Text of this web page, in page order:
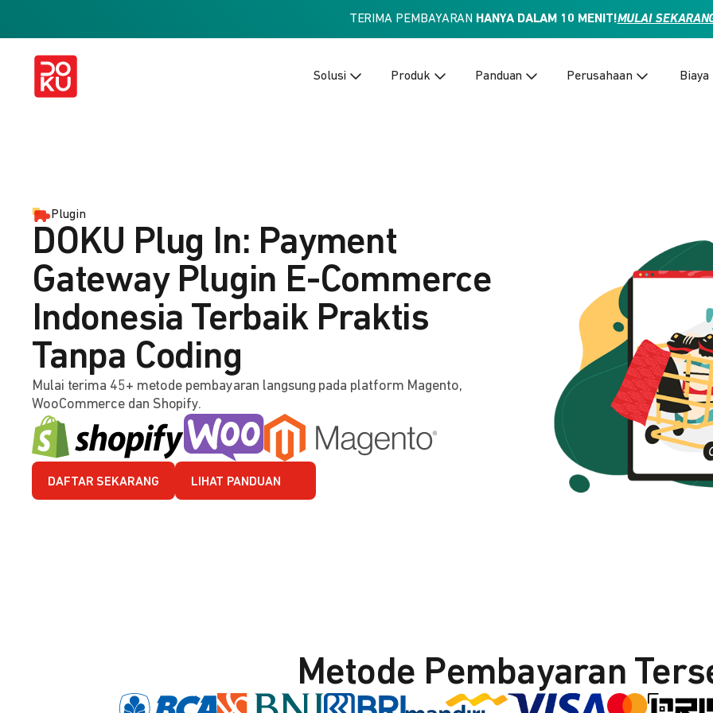
TERIMA PEMBAYARAN HANYA DALAM 10 MENIT!MULAI
Solusi Produk Panduan Perusahaan Biaya
Plugin
DOKU Plug In: Payment
Gateway Plugin E-Commerce
Indonesia Terbaik Praktis
Tanpa Coding
Mulai terima 45+ metode pembayaran langsung pada platform Magento,
WooCommerce dan Shopify.
DAFTAR SEKARANG LIHAT PANDUAN
Metode Pembayaran